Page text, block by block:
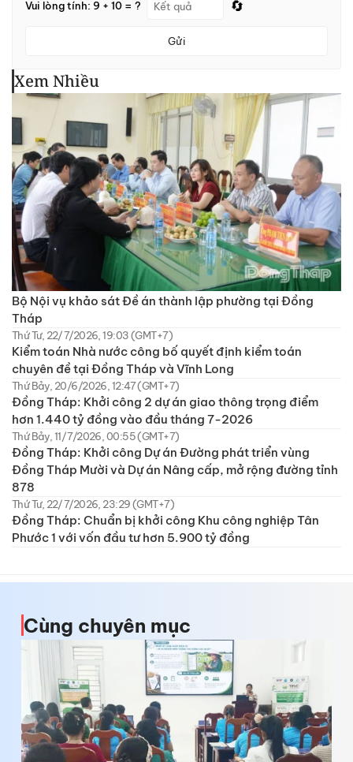
Vui lòng tính: 9 + 10 = ? 🔄
Gửi
Xem Nhiều
Bộ Nội vụ khảo sát Đề án thành lập phường tại Đồng
Tháp
Thứ Tư, 22/7/2026, 19:03 (GMT+7)
Kiểm toán Nhà nước công bố quyết định kiểm toán
chuyên đề tại Đồng Tháp và Vĩnh Long
Thứ Bảy, 20/6/2026, 12:47 (GMT+7)
Đồng Tháp: Khởi công 2 dự án giao thông trọng điểm
hơn 1.440 tỷ đồng vào đầu tháng 7-2026
Thứ Bảy, 11/7/2026, 00:55 (GMT+7)
Đồng Tháp: Khởi công Dự án Đường phát triển vùng
Đồng Tháp Mười và Dự án Nâng cấp, mở rộng đường tỉnh
878
Thứ Tư, 22/7/2026, 23:29 (GMT+7)
Đồng Tháp: Chuẩn bị khởi công Khu công nghiệp Tân
Phước 1 với vốn đầu tư hơn 5.900 tỷ đồng
Cùng chuyên mục